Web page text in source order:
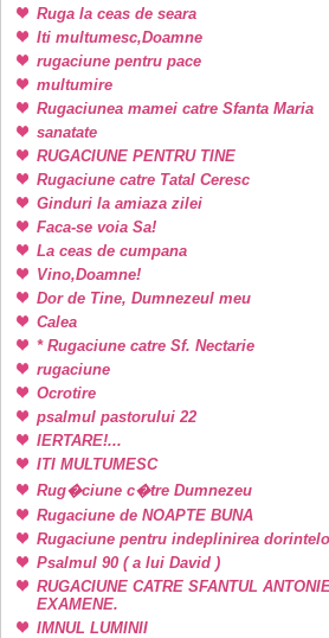
Ruga la ceas de seara
Iti multumesc,Doamne
rugaciune pentru pace
multumire
Rugaciunea mamei catre Sfanta Maria
sanatate
RUGACIUNE PENTRU TINE
Rugaciune catre Tatal Ceresc
Ginduri la amiaza zilei
Faca-se voia Sa!
La ceas de cumpana
Vino,Doamne!
Dor de Tine, Dumnezeul meu
Calea
* Rugaciune catre Sf. Nectarie
rugaciune
Ocrotire
psalmul pastorului 22
IERTARE!...
ITI MULTUMESC
Rug�ciune c�tre Dumnezeu
Rugaciune de NOAPTE BUNA
Rugaciune pentru indeplinirea
Psalmul 90 ( a lui David )
RUGACIUNE CATRE SFANTUL
EXAMENE.
IMNUL LUMINII